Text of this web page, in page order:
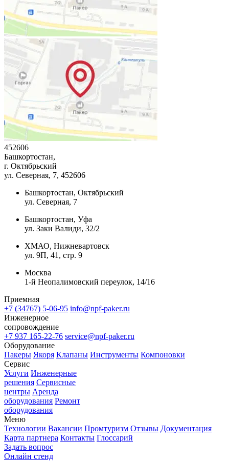
452606
Башкортостан,
г. Октябрьский
ул. Северная, 7, 452606
Башкортостан, Октябрьский
ул. Северная, 7
Башкортостан, Уфа
ул. Заки Валиди, 32/2
ХМАО, Нижневартовск
ул. 9П, 41, стр. 9
Москва
1-й Неопалимовский переулок, 14/16
Приемная
+7 (34767) 5-06-95 info@npf-paker.ru
Инженерное
сопровождение
+7 937 165-22-76 service@npf-paker.ru
Оборудование
Пакеры Якоря Клапаны Инструменты Компоновки
Сервис
Услуги Инженерные
решения Сервисные
центры Аренда
оборудования Ремонт
оборудования
Меню
Технологии Вакансии Промтуризм Отзывы Документация
Карта партнера Контакты Глоссарий
Задать вопрос
Онлайн стенд